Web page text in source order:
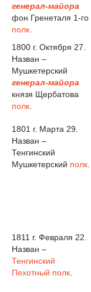
генерал-майора
фон Гренеталя 1-го
полк
1800 г. Октября 27.
Назван –
Мушкетерский
генерал-майора
князя Щербатова
полк
1801 г. Марта 29.
Назван –
Тенгинский
Мушкетерский полк
1811 г. Февраля 22.
Назван –
Тенгинский
Пехотный полк